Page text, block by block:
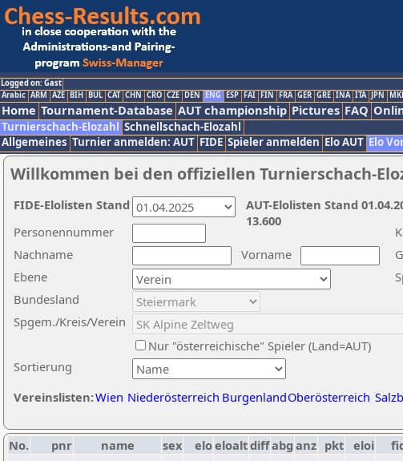
Logged on: Gast
Arabic ARM AZE BIH BUL CAT CHN CRO CZE DEN ENG ESP FAI FIN FRA GER GRE INA ITA JPN
Home Tournament-Database AUT championship Pictures FAQ
Turnierschach-Elozahl Schnellschach-Elozahl
Allgemeines Turnier anmelden: AUT FIDE Spieler anmelden Elo AUT Elo
Willkommen bei den offiziellen Turnierschach-
Nachname
Vorname
Ebene
Sortierung
Personennummer
Bundesland
Spgem./Kreis/Verein
Nur "österreichische" Spieler (Land=AUT)
Vereinslisten:Wien Niederösterreich BurgenlandOberösterreich
AUT-Elolisten Stand
13.600
FIDE-Elolisten Stand
No. pnr name sex eloeloaltdiffabg anz pkt eloi